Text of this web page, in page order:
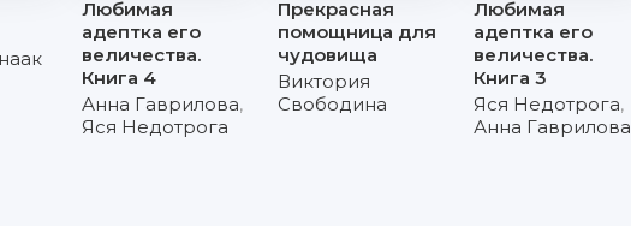
Любимая
адептка его
величества.
Книга 4
Анна Гаврилова,
Яся Недотрога
Прекрасная
помощница для
чудовища
Виктория
Свободина
Любимая
адептка его
величества.
Книга 3
Яся Недотрога,
Анна Гаврилова